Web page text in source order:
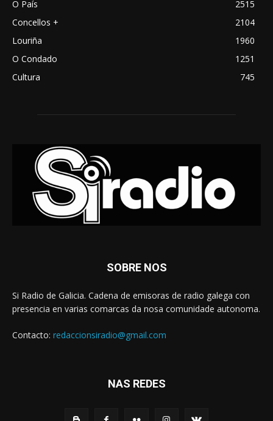
O País
2515
Concellos +
2104
Louriña
1960
O Condado
1251
Cultura
745
SOBRE NOS
Si Radio de Galicia. Cadena de emisoras de radio galega con
presencia en varias comarcas da nosa comunidade autonoma.
Contacto: redaccionsiradio@gmail.com
NAS REDES